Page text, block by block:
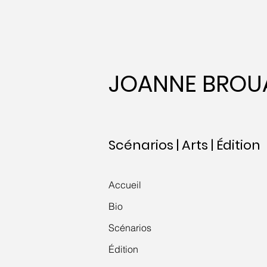
JOANNE
Accueil
Bio
Scénarios
Édition
Scénarios | Arts | Édition